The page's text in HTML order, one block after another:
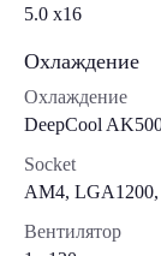
5.0 x16
Охлаждение
Охлаждение
DeepCool
Socket
AM4,
Вентилятор